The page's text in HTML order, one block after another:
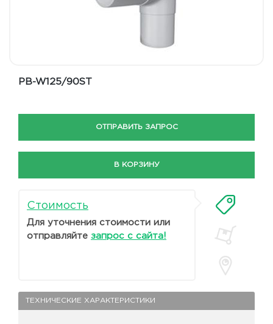
PB-W125/90ST
ОТПРАВИТЬ ЗАПРОС
В КОРЗИНУ
Стоимость
Для уточнения стоимости или
отправляйте запрос с сайта!
ТЕХНИЧЕСКИЕ ХАРАКТЕРИСТИКИ